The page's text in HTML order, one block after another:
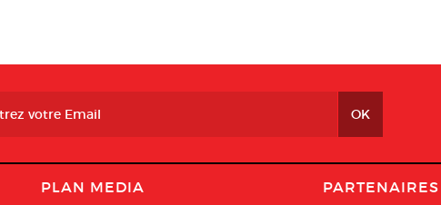
PLAN MEDIA PARTENAIRES